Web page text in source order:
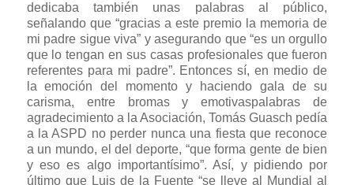
dedicaba también unas palabras al público,
señalando que “gracias a este premio la memoria de
mi padre sigue viva” y asegurando que “es un orgullo
que lo tengan en sus casas profesionales que fueron
referentes para mi padre”. Entonces sí, en medio de
la emoción del momento y haciendo gala de su
carisma, entre bromas y emotivaspalabras de
agradecimiento a la Asociación, Tomás Guasch pedía
a la ASPD no perder nunca una fiesta que reconoce
a un mundo, el del deporte, “que forma gente de bien
y eso es algo importantísimo”. Así, y pidiendo por
último que Luis de la Fuente “se lleve al Mundial al